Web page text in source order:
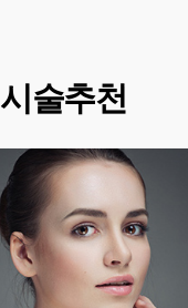
시술추천